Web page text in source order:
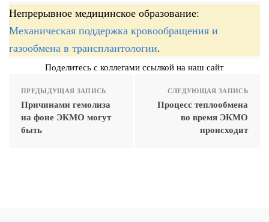
Непрерывное медицинское образование:
Механическая поддержка кровообращения и
газообмена в трансплантологии.
Поделитесь с коллегами ссылкой на наш сайт
ПРЕДЫДУЩАЯ ЗАПИСЬ
Причинами гемолиза
на фоне ЭКМО могут
быть
СЛЕДУЮЩАЯ ЗАПИСЬ
Процесс теплообмена
во время ЭКМО
происходит